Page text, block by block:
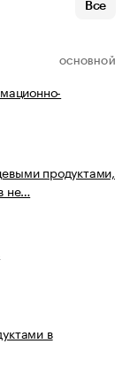
Все
ОСНОВНОЙ
продуктами,
не…
в